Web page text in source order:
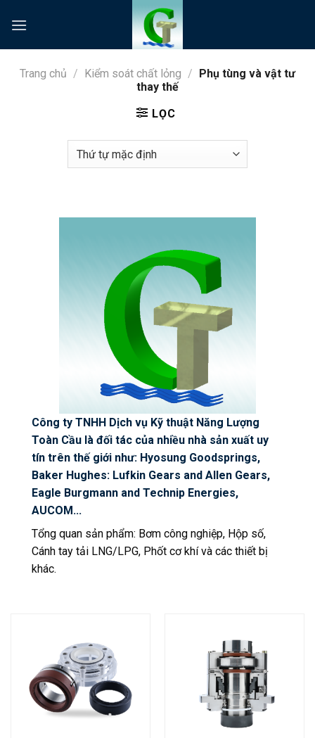
Trang chủ / Kiểm soát chất lỏng / Phụ tùng và vật tư
thay thế
LỌC
Công ty TNHH Dịch vụ Kỹ thuật Năng Lượng
Toàn Cầu là đối tác của nhiều nhà sản xuất uy
tín trên thế giới như: Hyosung Goodsprings,
Baker Hughes: Lufkin Gears and Allen Gears,
Eagle Burgmann and Technip Energies,
AUCOM...
Tổng quan sản phẩm: Bơm công nghiệp, Hộp số,
Cánh tay tải LNG/LPG, Phốt cơ khí và các thiết bị
khác.